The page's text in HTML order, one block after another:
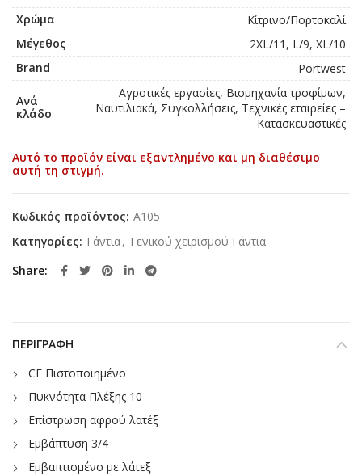
Χρώμα
Κίτρινο/Πορτοκαλί
Μέγεθος
2XL/11, L/9, XL/10
Brand
Portwest
Ανά
κλάδο
Αγροτικές εργασίες, Βιομηχανία τροφίμων,
Ναυτιλιακά, Συγκολλήσεις, Τεχνικές εταιρείες –
Κατασκευαστικές
Αυτό το προϊόν είναι εξαντλημένο και μη διαθέσιμο
αυτή τη στιγμή.
Κωδικός προϊόντος: A105
Κατηγορίες: Γάντια, Γενικού χειρισμού Γάντια
Share
ΠΕΡΙΓΡΑΦΉ
CE Πιστοποιημένο
Πυκνότητα Πλέξης 10
Επίστρωση αφρού λατέξ
Εμβάπτυση 3/4
Εμβαπτισμένο με λάτεξ